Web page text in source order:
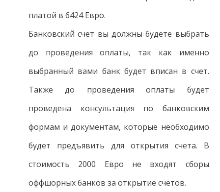
платой в 6424 Евро.
Банковский счет вы должны будете выбрать
до проведения оплаты, так как именно
выбранный вами банк будет вписан в счет.
Также до проведения оплаты будет
проведена консультация по банковским
формам и документам, которые необходимо
будет предъявить для открытия счета. В
стоимость 2000 Евро не входят сборы
оффшорных банков за открытие счетов.